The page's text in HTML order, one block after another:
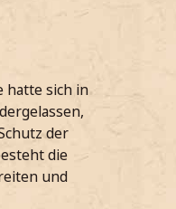
hatte sich in
der
die
und